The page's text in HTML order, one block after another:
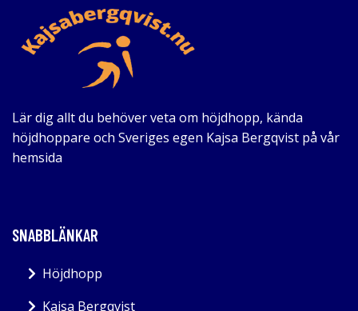
Lär dig allt du behöver veta om höjdhopp, kända
höjdhoppare och Sveriges egen Kajsa Bergqvist på vår
hemsida
SNABBLÄNKAR
Höjdhopp
Kajsa Bergqvist